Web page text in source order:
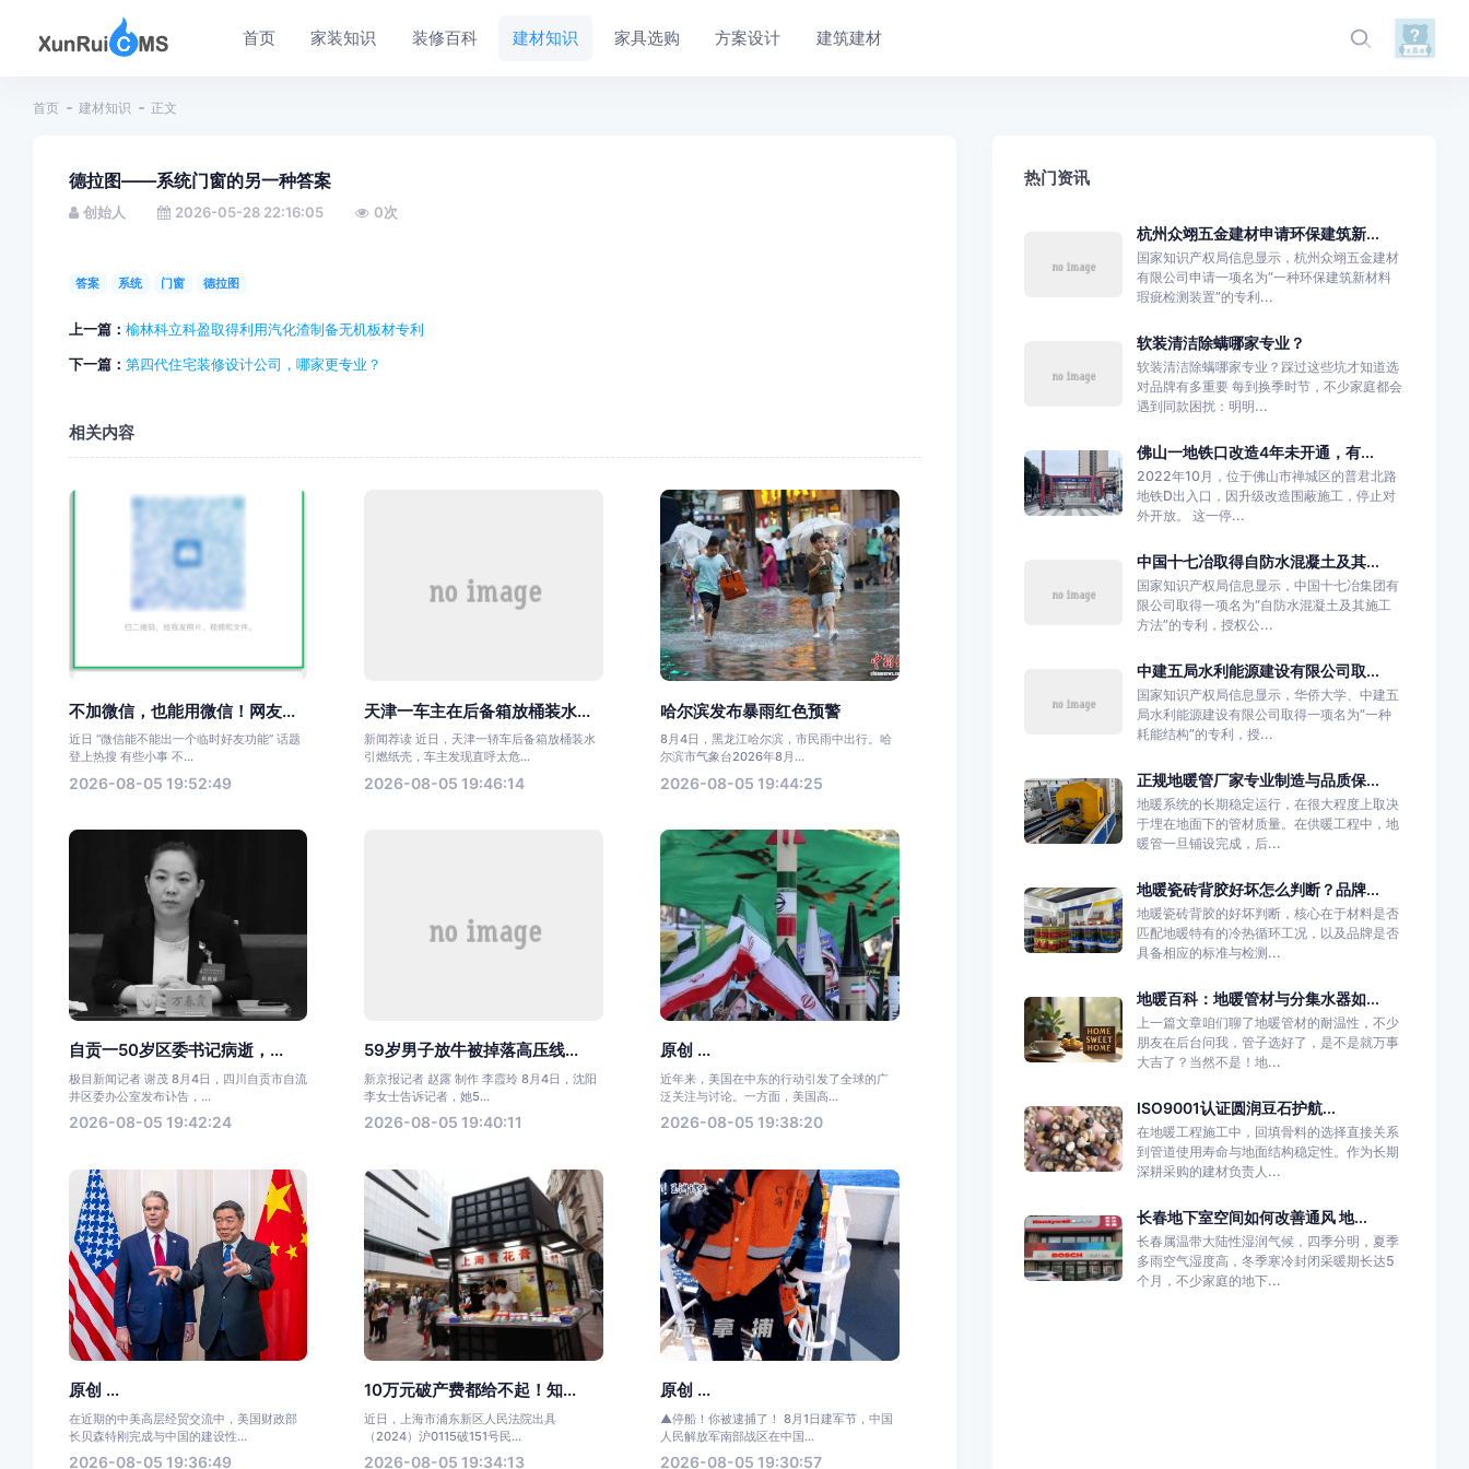
首页 家装知识 装修百科 建材知识 家具选购 方案设计 建筑建材
首页 建材知识 正文
德拉图——系统门窗的另一种答案
创始人 2026-05-28 22:16:05 0次
答案 系统 门窗 德拉图
上一篇： 榆林科立科盈取得利用汽化渣制备无机板材专利
下一篇： 第四代住宅装修设计公司，哪家更专业？
相关内容
不加微信，也能用微信！网友...
近日 “微信能不能出一个临时好友功能” 话题
登上热搜 有些小事 不...
2026-08-05 19:52:49
天津一车主在后备箱放桶装水...
新闻荐读 近日，天津一轿车后备箱放桶装水
引燃纸壳，车主发现直呼太危...
2026-08-05 19:46:14
哈尔滨发布暴雨红色预警
8月4日，黑龙江哈尔滨，市民雨中出行。哈
尔滨市气象台2026年8月...
2026-08-05 19:44:25
自贡一50岁区委书记病逝，...
极目新闻记者 谢茂 8月4日，四川自贡市自流
井区委办公室发布讣告，...
2026-08-05 19:42:24
59岁男子放牛被掉落高压线...
新京报记者 赵露 制作 李霞玲 8月4日，沈阳
李女士告诉记者，她5...
2026-08-05 19:40:11
原创 ...
近年来，美国在中东的行动引发了全球的广
泛关注与讨论。一方面，美国高...
2026-08-05 19:38:20
原创 ...
在近期的中美高层经贸交流中，美国财政部
长贝森特刚完成与中国的建设性...
2026-08-05 19:36:49
10万元破产费都给不起！知...
近日，上海市浦东新区人民法院出具
（2024）沪0115破151号民...
2026-08-05 19:34:13
原创 ...
▲停船！你被逮捕了！ 8月1日建军节，中国
人民解放军南部战区在中国...
2026-08-05 19:30:57
热门资讯
杭州众翊五金建材申请环保建筑新...
国家知识产权局信息显示，杭州众翊五金建材
有限公司申请一项名为“一种环保建筑新材料
瑕疵检测装置”的专利...
软装清洁除螨哪家专业？
软装清洁除螨哪家专业？踩过这些坑才知道选
对品牌有多重要 每到换季时节，不少家庭都会
遇到同款困扰：明明...
佛山一地铁口改造4年未开通，有...
2022年10月，位于佛山市禅城区的普君北路
地铁D出入口，因升级改造围蔽施工，停止对
外开放。 这一停...
中国十七冶取得自防水混凝土及其...
国家知识产权局信息显示，中国十七冶集团有
限公司取得一项名为“自防水混凝土及其施工
方法”的专利，授权公...
中建五局水利能源建设有限公司取...
国家知识产权局信息显示，华侨大学、中建五
局水利能源建设有限公司取得一项名为“一种
耗能结构”的专利，授...
正规地暖管厂家专业制造与品质保...
地暖系统的长期稳定运行，在很大程度上取决
于埋在地面下的管材质量。在供暖工程中，地
暖管一旦铺设完成，后...
地暖瓷砖背胶好坏怎么判断？品牌...
地暖瓷砖背胶的好坏判断，核心在于材料是否
匹配地暖特有的冷热循环工况，以及品牌是否
具备相应的标准与检测...
地暖百科：地暖管材与分集水器如...
上一篇文章咱们聊了地暖管材的耐温性，不少
朋友在后台问我，管子选好了，是不是就万事
大吉了？当然不是！地...
ISO9001认证圆润豆石护航...
在地暖工程施工中，回填骨料的选择直接关系
到管道使用寿命与地面结构稳定性。作为长期
深耕采购的建材负责人...
长春地下室空间如何改善通风 地...
长春属温带大陆性湿润气候，四季分明，夏季
多雨空气湿度高，冬季寒冷封闭采暖期长达5
个月，不少家庭的地下...